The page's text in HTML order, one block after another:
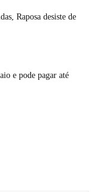
Raposa desiste de
e pode pagar até